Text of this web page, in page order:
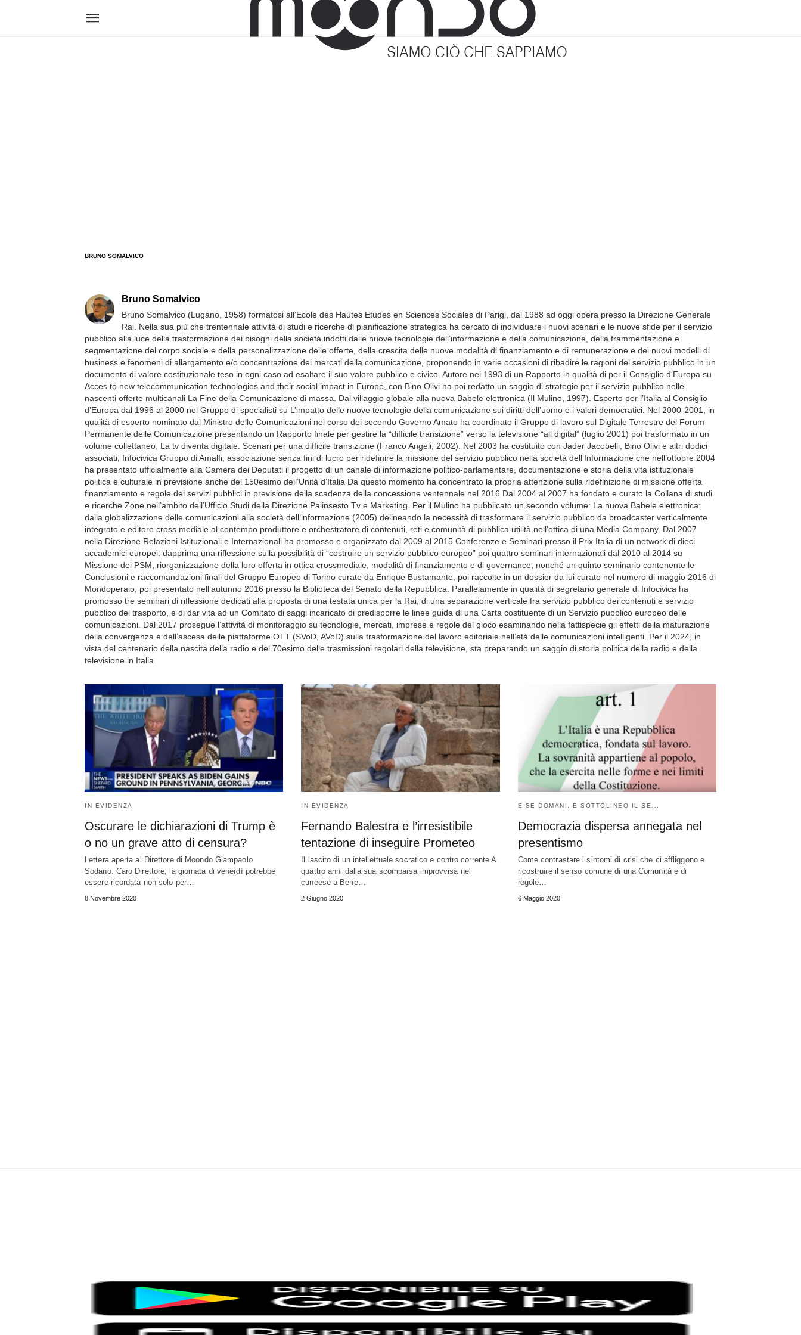
BRUNO SOMALVICO
Bruno Somalvico
Bruno Somalvico (Lugano, 1958) formatosi all’Ecole des Hautes Etudes en Sciences Sociales di Parigi, dal 1988 ad oggi opera presso la Direzione Generale
Rai. Nella sua più che trentennale attività di studi e ricerche di pianificazione strategica ha cercato di individuare i nuovi scenari e le nuove sfide per il servizio
pubblico alla luce della trasformazione dei bisogni della società indotti dalle nuove tecnologie dell’informazione e della comunicazione, della frammentazione e
segmentazione del corpo sociale e della personalizzazione delle offerte, della crescita delle nuove modalità di finanziamento e di remunerazione e dei nuovi modelli di
business e fenomeni di allargamento e/o concentrazione dei mercati della comunicazione, proponendo in varie occasioni di ribadire le ragioni del servizio pubblico in un
documento di valore costituzionale teso in ogni caso ad esaltare il suo valore pubblico e civico. Autore nel 1993 di un Rapporto in qualità di per il Consiglio d’Europa su
Acces to new telecommunication technologies and their social impact in Europe, con Bino Olivi ha poi redatto un saggio di strategie per il servizio pubblico nelle
nascenti offerte multicanali La Fine della Comunicazione di massa. Dal villaggio globale alla nuova Babele elettronica (Il Mulino, 1997). Esperto per l’Italia al Consiglio
d’Europa dal 1996 al 2000 nel Gruppo di specialisti su L’impatto delle nuove tecnologie della comunicazione sui diritti dell’uomo e i valori democratici. Nel 2000-2001, in
qualità di esperto nominato dal Ministro delle Comunicazioni nel corso del secondo Governo Amato ha coordinato il Gruppo di lavoro sul Digitale Terrestre del Forum
Permanente delle Comunicazione presentando un Rapporto finale per gestire la “difficile transizione” verso la televisione “all digital” (luglio 2001) poi trasformato in un
volume collettaneo, La tv diventa digitale. Scenari per una difficile transizione (Franco Angeli, 2002). Nel 2003 ha costituito con Jader Jacobelli, Bino Olivi e altri dodici
associati, Infocivica Gruppo di Amalfi, associazione senza fini di lucro per ridefinire la missione del servizio pubblico nella società dell’Informazione che nell’ottobre 2004
ha presentato ufficialmente alla Camera dei Deputati il progetto di un canale di informazione politico-parlamentare, documentazione e storia della vita istituzionale
politica e culturale in previsione anche del 150esimo dell’Unità d’Italia Da questo momento ha concentrato la propria attenzione sulla ridefinizione di missione offerta
finanziamento e regole dei servizi pubblici in previsione della scadenza della concessione ventennale nel 2016 Dal 2004 al 2007 ha fondato e curato la Collana di studi
e ricerche Zone nell’ambito dell’Ufficio Studi della Direzione Palinsesto Tv e Marketing. Per il Mulino ha pubblicato un secondo volume: La nuova Babele elettronica:
dalla globalizzazione delle comunicazioni alla società dell’informazione (2005) delineando la necessità di trasformare il servizio pubblico da broadcaster verticalmente
integrato e editore cross mediale al contempo produttore e orchestratore di contenuti, reti e comunità di pubblica utilità nell’ottica di una Media Company. Dal 2007
nella Direzione Relazioni Istituzionali e Internazionali ha promosso e organizzato dal 2009 al 2015 Conferenze e Seminari presso il Prix Italia di un network di dieci
accademici europei: dapprima una riflessione sulla possibilità di “costruire un servizio pubblico europeo” poi quattro seminari internazionali dal 2010 al 2014 su
Missione dei PSM, riorganizzazione della loro offerta in ottica crossmediale, modalità di finanziamento e di governance, nonché un quinto seminario contenente le
Conclusioni e raccomandazioni finali del Gruppo Europeo di Torino curate da Enrique Bustamante, poi raccolte in un dossier da lui curato nel numero di maggio 2016 di
Mondoperaio, poi presentato nell’autunno 2016 presso la Biblioteca del Senato della Repubblica. Parallelamente in qualità di segretario generale di Infocivica ha
promosso tre seminari di riflessione dedicati alla proposta di una testata unica per la Rai, di una separazione verticale fra servizio pubblico dei contenuti e servizio
pubblico del trasporto, e di dar vita ad un Comitato di saggi incaricato di predisporre le linee guida di una Carta costituente di un Servizio pubblico europeo delle
comunicazioni. Dal 2017 prosegue l’attività di monitoraggio su tecnologie, mercati, imprese e regole del gioco esaminando nella fattispecie gli effetti della maturazione
della convergenza e dell’ascesa delle piattaforme OTT (SVoD, AVoD) sulla trasformazione del lavoro editoriale nell’età delle comunicazioni intelligenti. Per il 2024, in
vista del centenario della nascita della radio e del 70esimo delle trasmissioni regolari della televisione, sta preparando un saggio di storia politica della radio e della
televisione in Italia
IN EVIDENZA
Oscurare le dichiarazioni di Trump è
o no un grave atto di censura?
Lettera aperta al Direttore di Moondo Giampaolo
Sodano. Caro Direttore, la giornata di venerdì potrebbe
essere ricordata non solo per…
8 Novembre 2020
IN EVIDENZA
Fernando Balestra e l’irresistibile
tentazione di inseguire Prometeo
Il lascito di un intellettuale socratico e contro corrente A
quattro anni dalla sua scomparsa improvvisa nel
cuneese a Bene…
2 Giugno 2020
E SE DOMANI, E SOTTOLINEO IL SE...
Democrazia dispersa annegata nel
presentismo
Come contrastare i sintomi di crisi che ci affliggono e
ricostruire il senso comune di una Comunità e di
regole…
6 Maggio 2020